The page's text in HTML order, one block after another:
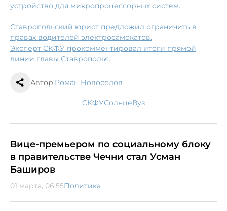
устройство для микропроцессорных систем.
Ставропольский юрист предложил ограничить в
правах водителей электросамокатов.
Эксперт СКФУ прокомментировал итоги прямой
линии главы Ставрополья.
Автор:Роман Новоселов
СКФУ солнце вуз
Вице-премьером по социальному блоку
в правительстве Чечни стал Усман
Баширов
01 марта, 06:55Политика